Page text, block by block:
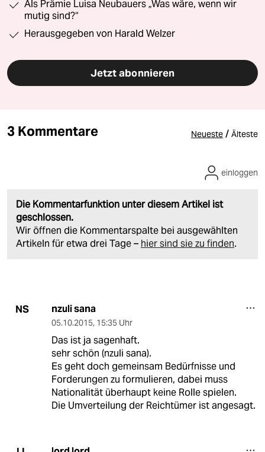
Als Prämie Luisa Neubauers „Was wäre, wenn wir
mutig sind?“
Herausgegeben von Harald Welzer
Jetzt abonnieren
3 Kommentare Neueste / Älteste
Die Kommentarfunktion unter diesem Artikel ist
geschlossen.
Wir öffnen die Kommentarspalte bei ausgewählten
Artikeln für etwa drei Tage – hier sind sie zu finden.
einloggen
NS nzuli sana
05.10.2015, 15:35 Uhr
Das ist ja sagenhaft.
sehr schön (nzuli sana).
Es geht doch gemeinsam Bedürfnisse und
Forderungen zu formulieren, dabei muss
Nationalität überhaupt keine Rolle spielen.
Die Umverteilung der Reichtümer ist angesagt.